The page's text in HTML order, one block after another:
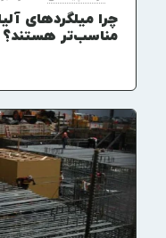
چرا میلگردهای
مناسب‌تر هستند؟